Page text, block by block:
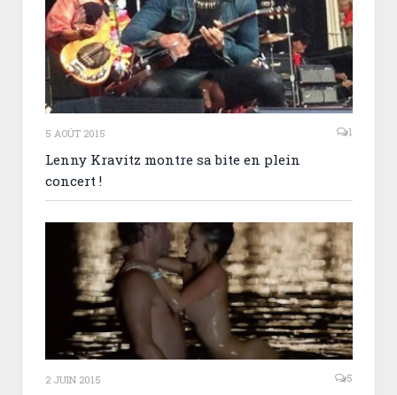
5 AOÛT 2015 1
Lenny Kravitz montre sa bite en plein
concert !
2 JUIN 2015 5